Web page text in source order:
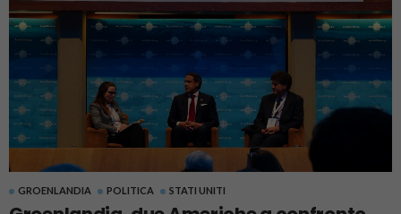
GROENLANDIA POLITICA STATI UNITI